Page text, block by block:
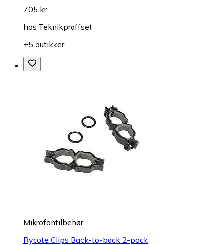
705 kr.
hos Teknikproffset
+5 butikker
Mikrofontilbehør
Rycote Clips Back-to-back 2-pack